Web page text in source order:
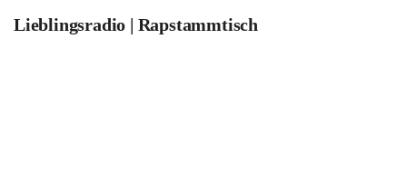
Lieblingsradio | Rapstammtisch